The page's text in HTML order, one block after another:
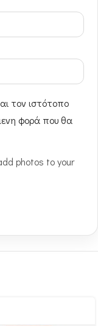
τον ιστότοπο
φορά που θα
photos to your